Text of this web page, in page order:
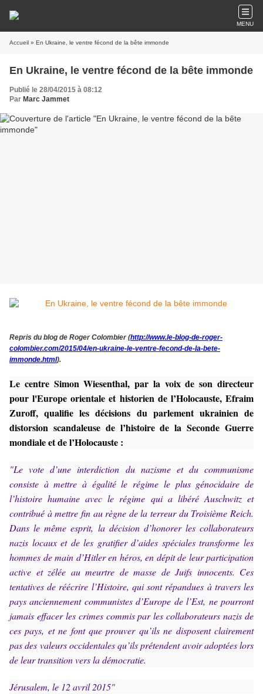
MENU
Accueil » En Ukraine, le ventre fécond de la bête immonde
En Ukraine, le ventre fécond de la bête immonde
Publié le 28/04/2015 à 08:12
Par Marc Jammet
Repris du blog de Roger Colombier (http://www.le-blog-de-roger-
colombier.com/2015/04/en-ukraine-le-ventre-fecond-de-la-bete-
immonde.html).
Le centre Simon Wiesenthal, par la voix de son directeur
pour l'Europe orientale et historien de l’Holocauste, Efraim
Zuroff, qualifie les décisions du parlement ukrainien de
distorsion scandaleuse de l’histoire de la Seconde Guerre
mondiale et de l’Holocauste :
"Le vote d’une interdiction du nazisme et du communisme
consiste à mettre à égalité le régime le plus génocidaire de
l’histoire humaine avec le régime qui a libéré Auschwitz et
contribué à mettre fin au règne de la terreur du Troisième Reich.
Dans le même esprit, la décision d’honorer les collaborateurs
nazis locaux et de les gratifier d’aides spéciales transforme les
hommes de main d’Hitler en héros, en dépit de leur participation
active et zélée au meurtre de masse de Juifs innocents. Ces
tentatives de réécrire l’Histoire, qui sont répandues à travers les
pays anciennement communistes d’Europe de l’Est, ne pourront
jamais effacer les crimes commis par les collaborateurs nazis de
ces pays, et ne font que prouver qu’ils ne disposent clairement
pas des valeurs occidentales qu’ils prétendent avoir adoptées lors
de leur transition vers la démocratie.
Jérusalem, le 12 avril 2015"